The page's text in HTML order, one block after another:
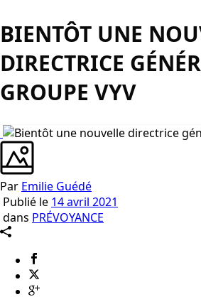
BIENTÔT UNE
DIRECTRICE
GROUPE VYV
Par Emilie Guédé
Publié le 14 avril 2021
dans PRÉVOYANCE